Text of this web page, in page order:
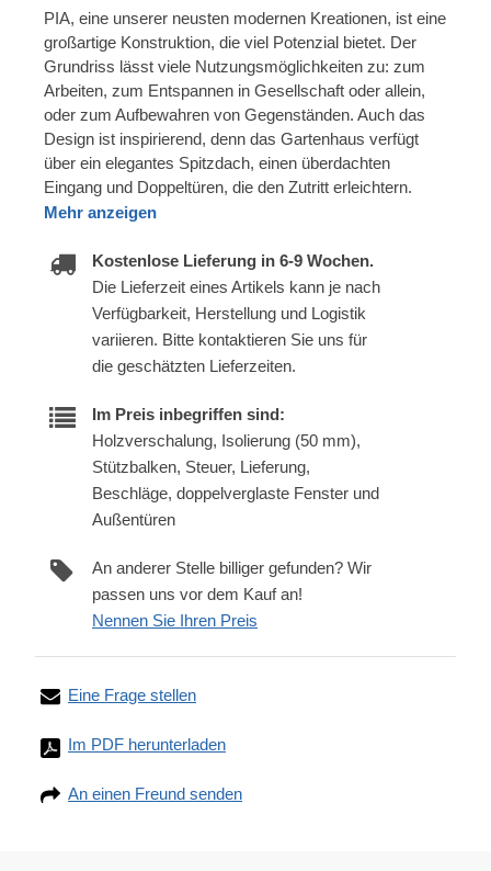
PIA, eine unserer neusten modernen Kreationen, ist eine
großartige Konstruktion, die viel Potenzial bietet. Der
Grundriss lässt viele Nutzungsmöglichkeiten zu: zum
Arbeiten, zum Entspannen in Gesellschaft oder allein,
oder zum Aufbewahren von Gegenständen. Auch das
Design ist inspirierend, denn das Gartenhaus verfügt
über ein elegantes Spitzdach, einen überdachten
Eingang und Doppeltüren, die den Zutritt erleichtern.
Mehr anzeigen
Kostenlose Lieferung in 6-9 Wochen.
Die Lieferzeit eines Artikels kann je nach
Verfügbarkeit, Herstellung und Logistik
variieren. Bitte kontaktieren Sie uns für
die geschätzten Lieferzeiten.
Im Preis inbegriffen sind:
Holzverschalung, Isolierung (50 mm),
Stützbalken, Steuer, Lieferung,
Beschläge, doppelverglaste Fenster und
Außentüren
An anderer Stelle billiger gefunden? Wir
passen uns vor dem Kauf an!
Nennen Sie Ihren Preis
Eine Frage stellen
Im PDF herunterladen
An einen Freund senden